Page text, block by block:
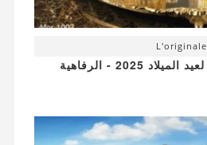
L'originale
10 أفكار لهدايا فاخرة لعيد الميلاد 2025 - الرفاهية